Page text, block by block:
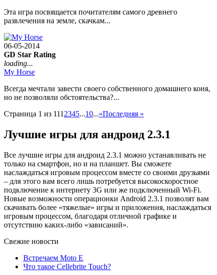
Эта игра посвящается почитателям самого древнего
развлечения на земле, скачкам...
06-05-2014
GD Star Rating
loading...
My Horse
Всегда мечтали завести своего собственного домашнего коня,
но не позволяли обстоятельства?...
Страница 1 из 111 2345...10...»Последняя »
Лучшие игры для андроид 2.3.1
Все лучшие игры для андроид 2.3.1 можно устанавливать не
только на смартфон, но и на планшет. Вы сможете
наслаждаться игровым процессом вместе со своими друзьями
– для этого вам всего лишь потребуется высокоскоростное
подключение к интернету 3G или же подключенный Wi-Fi.
Новые возможности операционки Android 2.3.1 позволят вам
скачивать более «тяжелые» игры и приложения, наслаждаться
игровым процессом, благодаря отличной графике и
отсутствию каких-либо «зависаний».
Свежие новости
Встречаем Moto E
Что такое Cellebrite Touch?